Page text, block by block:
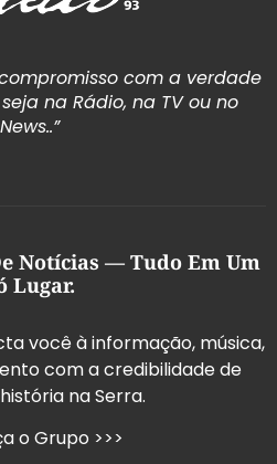
com a verdade
na Rádio, na TV ou no
News..”
Notícias — Tudo Em Um
Lugar.
você à informação, música,
com a credibilidade de
na Serra.
o Grupo >>>